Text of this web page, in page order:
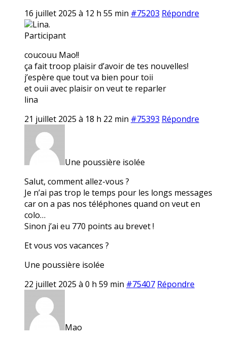
16 juillet 2025 à 12 h 55 min #75203 Répondre
Lina.
Participant
coucouu Mao!!
ça fait troop plaisir d’avoir de tes nouvelles!
j’espère que tout va bien pour toii
et ouii avec plaisir on veut te reparler
lina
21 juillet 2025 à 18 h 22 min #75393 Répondre
Une poussière isolée
Salut, comment allez-vous ?
Je n’ai pas trop le temps pour les longs messages
car on a pas nos téléphones quand on veut en
colo…
Sinon j’ai eu 770 points au brevet !
Et vous vos vacances ?
Une poussière isolée
22 juillet 2025 à 0 h 59 min #75407 Répondre
Mao